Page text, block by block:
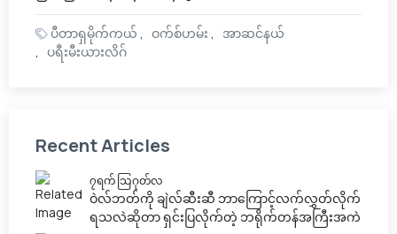
ပီတာရှမိုက်ကယ် ဝက်စ်ဟမ်း
အာဆင်နယ်
ပရီးမီးယားလိဂ်
Recent Articles
၇ရက် သြဂုတ်လ
ဝဲလ်ဘတ်ကို ချဲလ်ဆီးဆီ ဘာကြောင့်လက်လွှတ်လိုက်
ရသလဲဆိုတာ ရှင်းပြလိုက်တဲ့ ဘရိုက်တန်အကြီးအကဲ